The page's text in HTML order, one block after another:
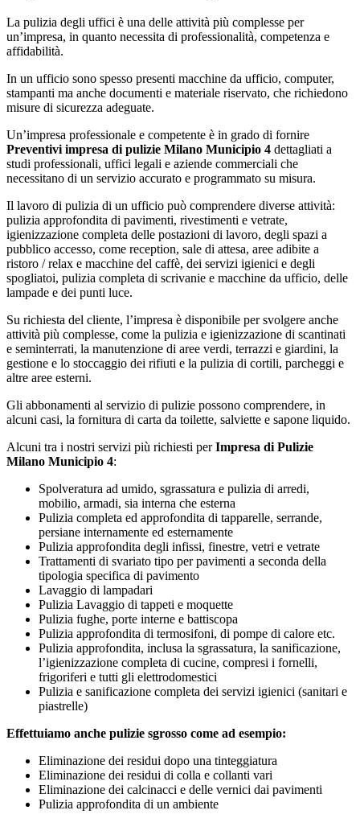
La pulizia degli uffici è una delle attività più complesse per
un’impresa, in quanto necessita di professionalità, competenza e
affidabilità.
In un ufficio sono spesso presenti macchine da ufficio, computer,
stampanti ma anche documenti e materiale riservato, che richiedono
misure di sicurezza adeguate.
Un’impresa professionale e competente è in grado di fornire
Preventivi impresa di pulizie Milano Municipio 4 dettagliati a
studi professionali, uffici legali e aziende commerciali che
necessitano di un servizio accurato e programmato su misura.
Il lavoro di pulizia di un ufficio può comprendere diverse attività:
pulizia approfondita di pavimenti, rivestimenti e vetrate,
igienizzazione completa delle postazioni di lavoro, degli spazi a
pubblico accesso, come reception, sale di attesa, aree adibite a
ristoro / relax e macchine del caffè, dei servizi igienici e degli
spogliatoi, pulizia completa di scrivanie e macchine da ufficio, delle
lampade e dei punti luce.
Su richiesta del cliente, l’impresa è disponibile per svolgere anche
attività più complesse, come la pulizia e igienizzazione di scantinati
e seminterrati, la manutenzione di aree verdi, terrazzi e giardini, la
gestione e lo stoccaggio dei rifiuti e la pulizia di cortili, parcheggi e
altre aree esterni.
Gli abbonamenti al servizio di pulizie possono comprendere, in
alcuni casi, la fornitura di carta da toilette, salviette e sapone liquido.
Alcuni tra i nostri servizi più richiesti perImpresa di Pulizie
Milano Municipio 4:
Spolveratura ad umido, sgrassatura e pulizia di arredi,
mobilio, armadi, sia interna che esterna
Pulizia completa ed approfondita di tapparelle, serrande,
persiane internamente ed esternamente
Pulizia approfondita degli infissi, finestre, vetri e vetrate
Trattamenti di svariato tipo per pavimenti a seconda della
tipologia specifica di pavimento
Lavaggio di lampadari
Pulizia Lavaggio di tappeti e moquette
Pulizia fughe, porte interne e battiscopa
Pulizia approfondita di termosifoni, di pompe di calore etc.
Pulizia approfondita, inclusa la sgrassatura, la sanificazione,
l’igienizzazione completa di cucine, compresi i fornelli,
frigoriferi e tutti gli elettrodomestici
Pulizia e sanificazione completa dei servizi igienici (sanitari e
piastrelle)
Effettuiamo anche pulizie sgrosso come ad esempio:
Eliminazione dei residui dopo una tinteggiatura
Eliminazione dei residui di colla e collanti vari
Eliminazione dei calcinacci e delle vernici dai pavimenti
Pulizia approfondita di un ambiente